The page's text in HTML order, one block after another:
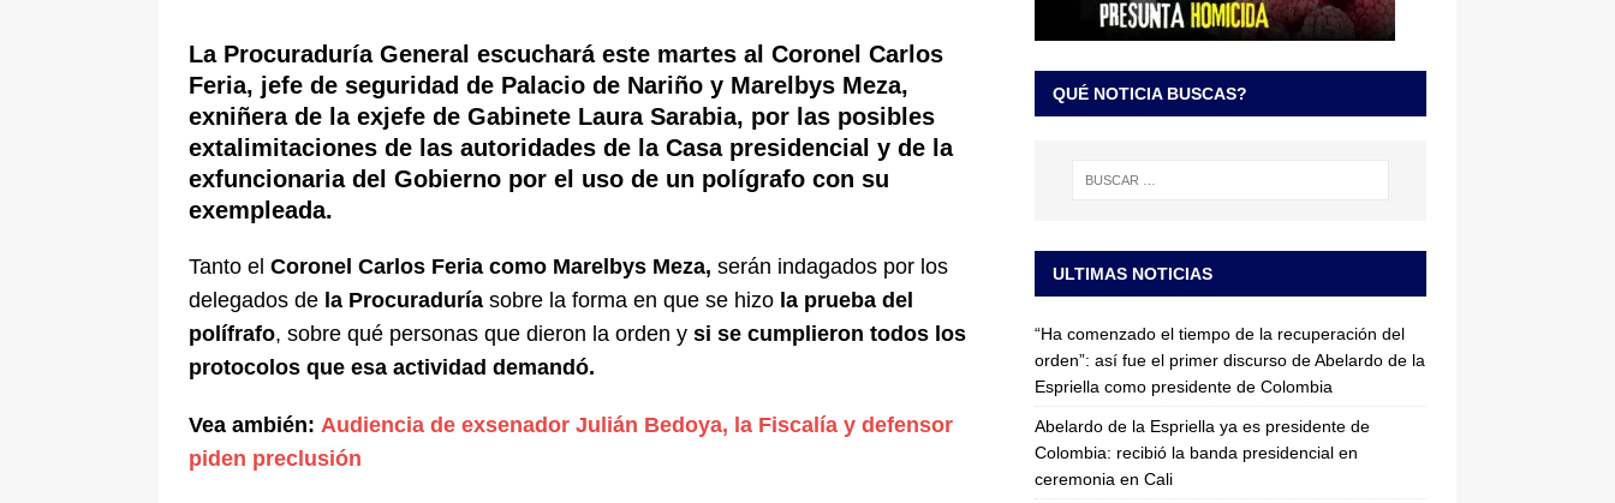
Espriella: tradición, simbolismo y el arte de un sastre colombiano reconocido en el mundo LO
ÚLTIMO
La Procuraduría General escuchará este martes al Coronel Carlos
Feria, jefe de seguridad de Palacio de Nariño y Marelbys Meza,
exniñera de la exjefe de Gabinete Laura Sarabia, por las posibles
extalimitaciones de las autoridades de la Casa presidencial y de la
exfuncionaria del Gobierno por el uso de un polígrafo con su
exempleada.
Tanto el Coronel Carlos Feria como Marelbys Meza, serán indagados por los
delegados de la Procuraduría sobre la forma en que se hizo la prueba del
polífrafo, sobre qué personas que dieron la orden y si se cumplieron todos los
protocolos que esa actividad demandó.
Vea ambién: Audiencia de exsenador Julián Bedoya, la Fiscalía y defensor
piden preclusión
QUÉ NOTICIA BUSCAS?
ULTIMAS NOTICIAS
“Ha comenzado el tiempo de la recuperación del
orden”: así fue el primer discurso de Abelardo de la
Espriella como presidente de Colombia
Abelardo de la Espriella ya es presidente de
Colombia: recibió la banda presidencial en
ceremonia en Cali